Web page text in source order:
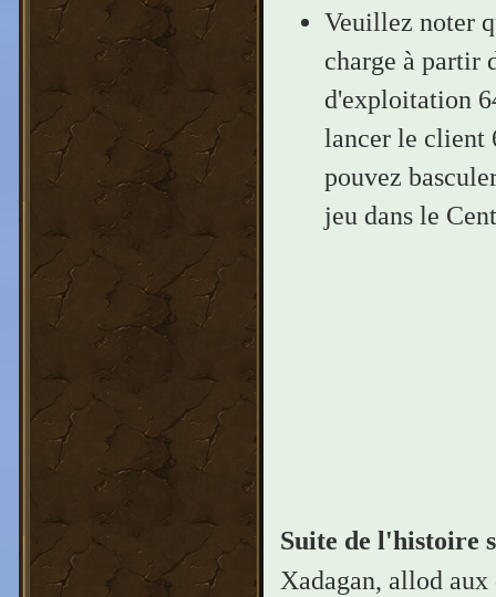
Veuillez noter
charge à partir
d'exploitation
lancer le client
pouvez
jeu dans le
Suite de l'histoire
Xadagan, allod aux